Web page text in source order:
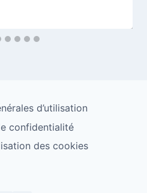
d’utilisation
confidentialité
des cookies